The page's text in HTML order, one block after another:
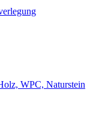
WPC, Naturstein